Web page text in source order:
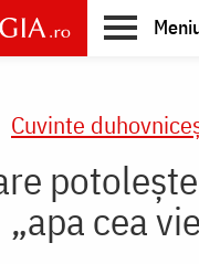
Cuvinte
„apa cea